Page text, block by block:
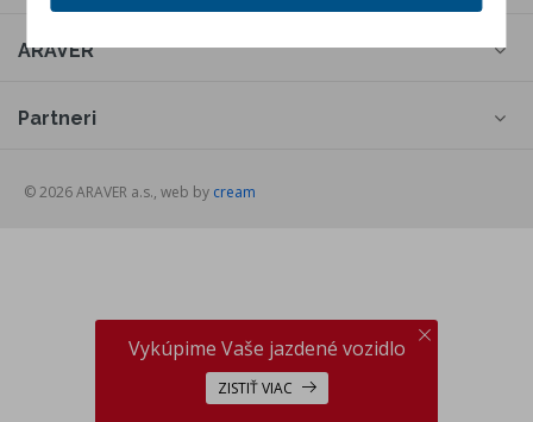
Vykúpime Vaše jazdené vozidlo
ZISTIŤ VIAC
ARAVER
Partneri
© 2026 ARAVER a.s., web by cream